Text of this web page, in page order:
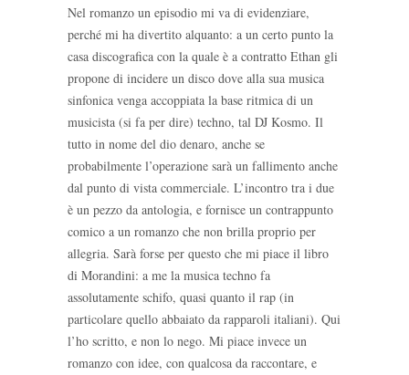
Nel romanzo un episodio mi va di evidenziare,
perché mi ha divertito alquanto: a un certo punto la
casa discografica con la quale è a contratto Ethan gli
propone di incidere un disco dove alla sua musica
sinfonica venga accoppiata la base ritmica di un
musicista (si fa per dire) techno, tal DJ Kosmo. Il
tutto in nome del dio denaro, anche se
probabilmente l’operazione sarà un fallimento anche
dal punto di vista commerciale. L’incontro tra i due
è un pezzo da antologia, e fornisce un contrappunto
comico a un romanzo che non brilla proprio per
allegria. Sarà forse per questo che mi piace il libro
di Morandini: a me la musica techno fa
assolutamente schifo, quasi quanto il rap (in
particolare quello abbaiato da rapparoli italiani). Qui
l’ho scritto, e non lo nego. Mi piace invece un
romanzo con idee, con qualcosa da raccontare, e